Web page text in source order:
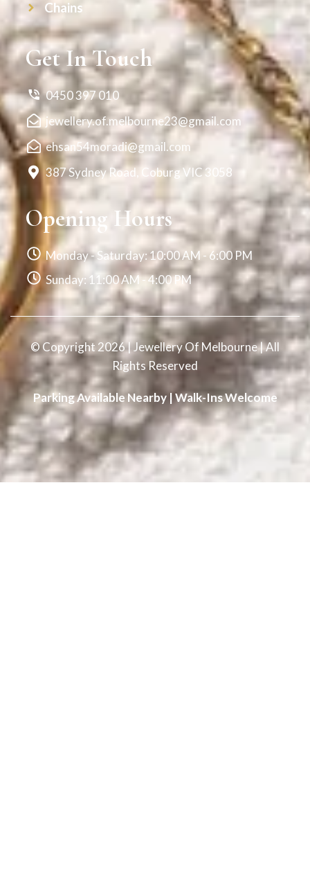
Chains
Get In Touch
0450 397 010
jewellery.of.melbourne23@gmail.com
ehsan54moradi@gmail.com
387 Sydney Road, Coburg VIC 3058
Opening Hours
Monday - Saturday: 10:00 AM - 6:00 PM
Sunday: 11:00 AM - 4:00 PM
© Copyright 2026 | Jewellery Of Melbourne | All
Rights Reserved
Parking Available Nearby | Walk-Ins Welcome